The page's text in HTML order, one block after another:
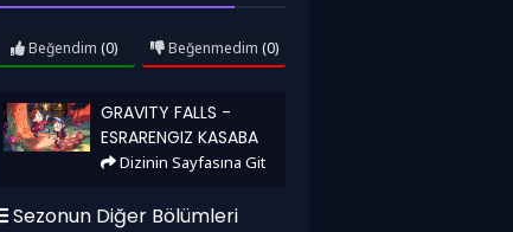
Beğendim (0) Beğenmedim (0)
Gravity Falls - Esrarengiz Kasaba
GRAVITY FALLS -
ESRARENGIZ KASABA
Dizinin Sayfasına Git
Sezonun Diğer Bölümleri